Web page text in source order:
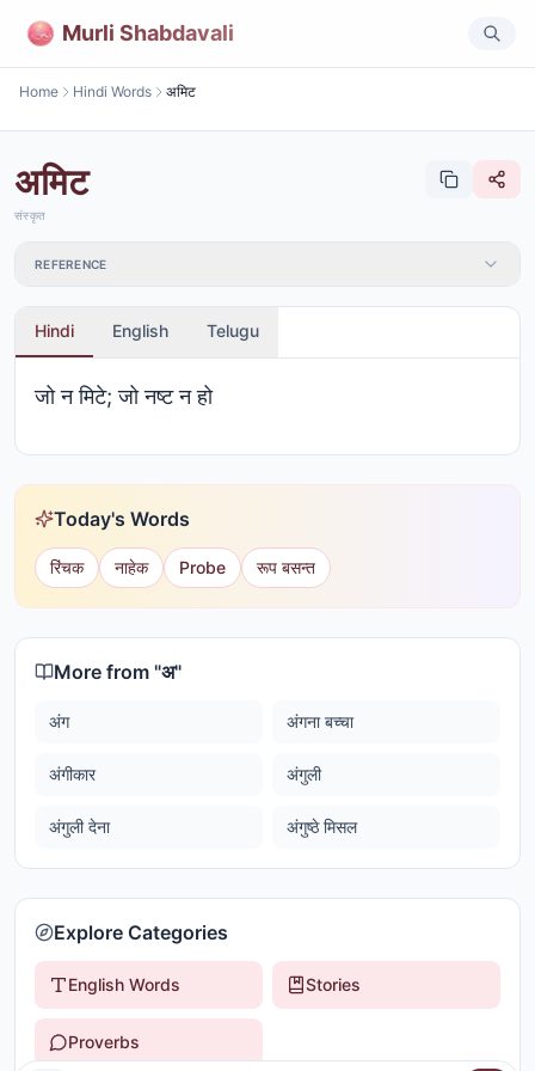
Murli Shabdavali
Home Hindi Words अमिट
अमिट
संस्कृत
REFERENCE
Hindi English Telugu
जो न मिटे; जो नष्ट न हो
Today's Words
रिंचक नाहेक Probe रूप बसन्त
More from "अ"
अंग अंगना बच्चा
अंगीकार अंगुली
अंगुली देना अंगुष्ठे मिसल
Explore Categories
English Words Stories
Proverbs